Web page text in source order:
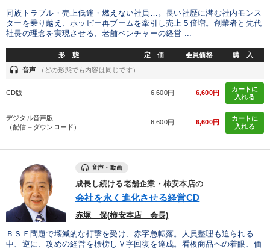
同族トラブル・売上低迷・燃えない社員…。長い社歴に潜む社内モンス
ターを乗り越え、ホッピー再ブームを牽引し売上５倍増。創業者と先代
社長の理念を実現させる、老舗ベンチャーの経営 ...
形 態 定 価 会員価格 購 入
headset 音声 （どの形態でも内容は同じです）
CD版 6,600円 6,600円
カートに
入れる
デジタル音声版
（配信＋ダウンロード）
6,600円 6,600円
カートに
入れる
音声・動画
成長し続ける老舗企業・柿安本店の
会社を永く進化させる経営CD
赤塚 保(柿安本店 会長)
ＢＳＥ問題で壊滅的な打撃を受け、赤字急転落。人員整理も迫られる
中、逆に、攻めの経営を標榜しＶ字回復を達成。看板商品への着眼、価